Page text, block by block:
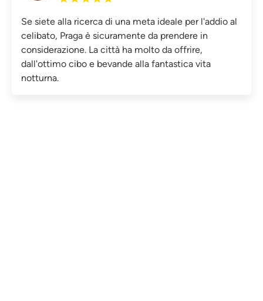
Se siete alla ricerca di una meta ideale per l'addio al
celibato, Praga è sicuramente da prendere in
considerazione. La città ha molto da offrire,
dall'ottimo cibo e bevande alla fantastica vita
notturna.